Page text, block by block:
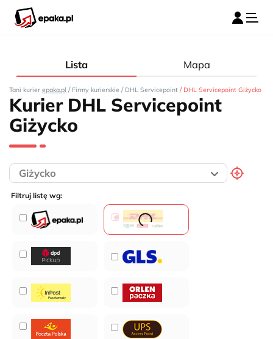
Lista Mapa
Tani kurier epaka.pl / Firmy kurierskie / DHL Servicepoint / DHL Servicepoint Giżycko
Kurier DHL Servicepoint
Giżycko
Filtruj listę wg: